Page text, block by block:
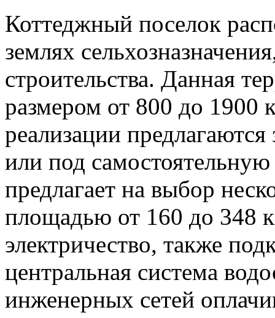
Коттеджный поселок
землях
строительства. Данная
размером от 800 до 1900
реализации
или под
предлагает на выбор
площадью от 160 до 348
электричество, также
центральная система
инженерных сетей